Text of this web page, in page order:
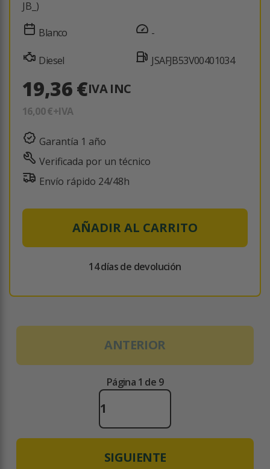
JB_)
Blanco
Diesel
-
JSAFJB53V00401034
19,36 €IVA INC
16,00 €+IVA
Garantía 1 año
Verificada por un técnico
Envío rápido 24/48h
AÑADIR AL CARRITO
14 días de devolución
ANTERIOR
Página 1 de 9
SIGUIENTE